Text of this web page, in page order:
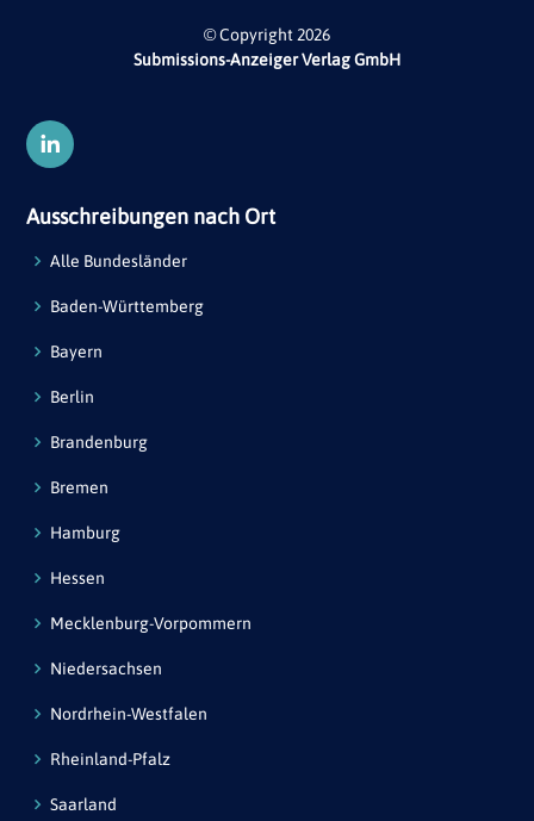
© Copyright 2026
Submissions-Anzeiger Verlag GmbH
Ausschreibungen nach Ort
Alle Bundesländer
Baden-Württemberg
Bayern
Berlin
Brandenburg
Bremen
Hamburg
Hessen
Mecklenburg-Vorpommern
Niedersachsen
Nordrhein-Westfalen
Rheinland-Pfalz
Saarland